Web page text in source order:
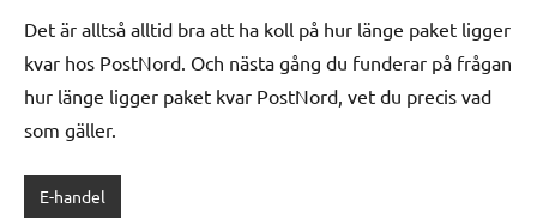
Det är alltså alltid bra att ha koll på hur länge paket ligger
kvar hos PostNord. Och nästa gång du funderar på frågan
hur länge ligger paket kvar PostNord, vet du precis vad
som gäller.
E-handel